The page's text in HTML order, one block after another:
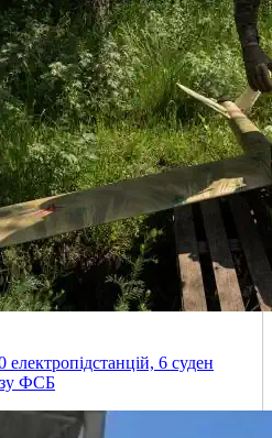
6 суден
ФСБ